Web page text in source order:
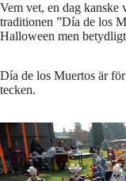
Vem vet, en dag kanske
traditionen ”Día de los
Halloween men
Día de los Muertos är
tecken.
Día de los Muertos